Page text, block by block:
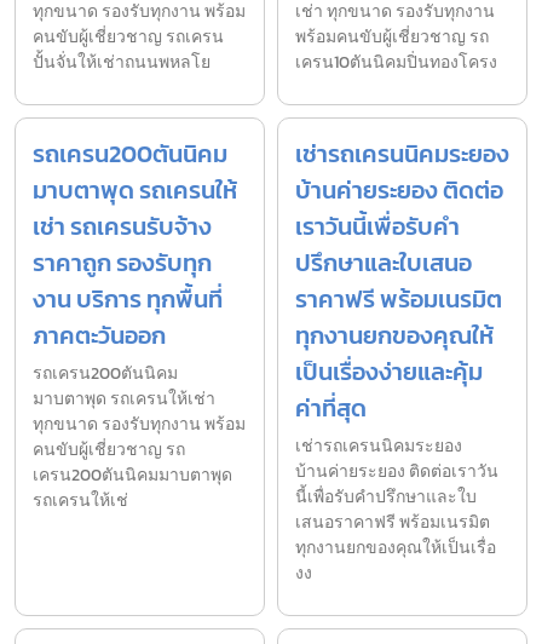
ทุกขนาด รองรับทุกงาน พร้อม
คนขับผู้เชี่ยวชาญ รถเครน
ปั้นจั่นให้เช่าถนนพหลโย
เช่า ทุกขนาด รองรับทุกงาน
พร้อมคนขับผู้เชี่ยวชาญ รถ
เครน10ตันนิคมปิ่นทองโครง
รถเครน200ตันนิคม
มาบตาพุด รถเครนให้
เช่า รถเครนรับจ้าง
ราคาถูก รองรับทุก
งาน บริการ ทุกพื้นที่
ภาคตะวันออก
รถเครน200ตันนิคม
มาบตาพุด รถเครนให้เช่า
ทุกขนาด รองรับทุกงาน พร้อม
คนขับผู้เชี่ยวชาญ รถ
เครน200ตันนิคมมาบตาพุด
รถเครนให้เช่
เช่ารถเครนนิคมระยอง
บ้านค่ายระยอง ติดต่อ
เราวันนี้เพื่อรับคำ
ปรึกษาและใบเสนอ
ราคาฟรี พร้อมเนรมิต
ทุกงานยกของคุณให้
เป็นเรื่องง่ายและคุ้ม
ค่าที่สุด
เช่ารถเครนนิคมระยอง
บ้านค่ายระยอง ติดต่อเราวัน
นี้เพื่อรับคำปรึกษาและใบ
เสนอราคาฟรี พร้อมเนรมิต
ทุกงานยกของคุณให้เป็นเรื่อ
งง